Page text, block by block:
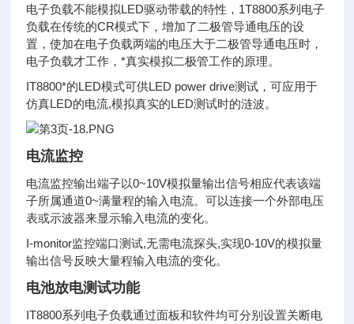
电子负载不能模拟LED驱动带载的特性，1T8800系列电子
负载在传统的CR模式下，增加了二极管导通电压的设
置，使加在电子负载两端的电压大于二极管导通电压时，
电子负载才工作，*真实模拟二极管工作的原理。
IT8800*的LED模式可供LED power drive测试，可应用于
仿真LED的电流,模拟真实的LED测试时的涟波。
电流监控
电流监控输出端子以0~10V模拟量输出信号相应代表该端
子所属通道0~满量程的输入电流。可以连接一个外部电压
表或示波器来显示输入电流的变化。
I-monitor监控端口测试,无需电流探头,实现0-10V的模拟量
输出信号反映大量程输入电流的变化。
电池放电测试功能
IT8800系列电子负载通过面板和软件均可分别设置关断电